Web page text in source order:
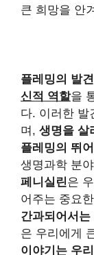
큰 희망을 안
플레밍의 발견
신적 역할을
다. 이러한 발
며, 생명을 살
플레밍의 뛰
생명과학 분
페니실린은
어주는 중요
간과되어서
은 우리에게
이야기는 우